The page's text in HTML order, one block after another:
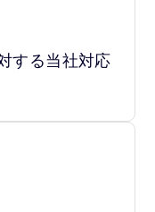
する当社対応